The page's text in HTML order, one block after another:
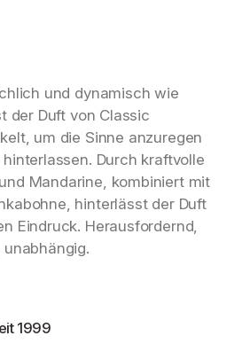
und dynamisch wie
der Duft von Classic
um die Sinne anzuregen
Durch kraftvolle
Mandarine, kombiniert mit
hinterlässt der Duft
Eindruck. Herausfordernd,
1999